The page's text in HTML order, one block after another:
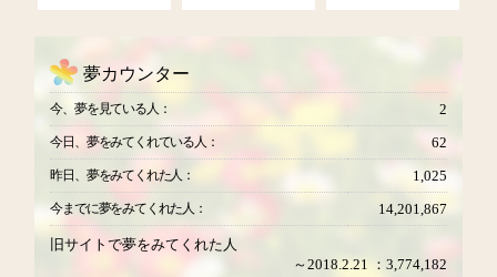
夢カウンター
今、夢を見ている人： 2
今日、夢をみてくれている人： 62
昨日、夢をみてくれた人： 1,025
今までに夢をみてくれた人： 14,201,867
旧サイトで夢をみてくれた人
～2018.2.21 ：3,774,182